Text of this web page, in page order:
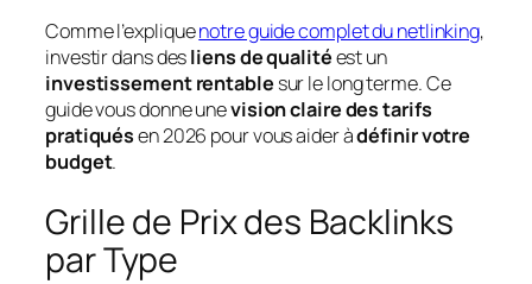
Comme l’expliquenotre guide complet du netlinking,
investir dans desliens de qualitéest un
investissement rentable sur le long terme. Ce
guide vous donne unevision claire des tarifs
pratiquésen 2026 pour vous aider àdéfinir votre
budget.
Grille de Prix des Backlinks
par Type